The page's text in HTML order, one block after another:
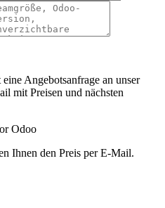
Angebotsanfrage an unser
mit Preisen und nächsten
Odoo
Ihnen den Preis per E-Mail.